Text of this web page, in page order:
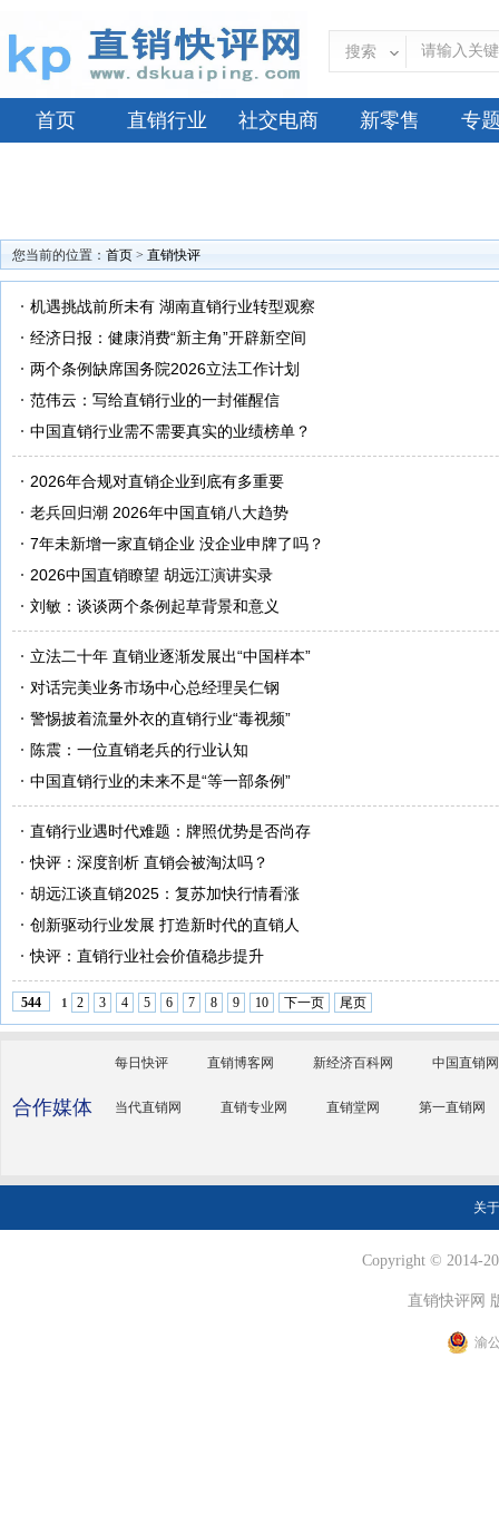
搜索
首页 直销行业 社交电商 新零售 专
您当前的位置： 首页 > 直销快评
机遇挑战前所未有 湖南直销行业转型观察
经济日报：健康消费“新主角”开辟新空间
两个条例缺席国务院2026立法工作计划
范伟云：写给直销行业的一封催醒信
中国直销行业需不需要真实的业绩榜单？
2026年合规对直销企业到底有多重要
老兵回归潮 2026年中国直销八大趋势
7年未新增一家直销企业 没企业申牌了吗？
2026中国直销瞭望 胡远江演讲实录
刘敏：谈谈两个条例起草背景和意义
立法二十年 直销业逐渐发展出“中国样本”
对话完美业务市场中心总经理吴仁钢
警惕披着流量外衣的直销行业“毒视频”
陈震：一位直销老兵的行业认知
中国直销行业的未来不是“等一部条例”
直销行业遇时代难题：牌照优势是否尚存
快评：深度剖析 直销会被淘汰吗？
胡远江谈直销2025：复苏加快行情看涨
创新驱动行业发展 打造新时代的直销人
快评：直销行业社会价值稳步提升
544 1 2 3 4 5 6 7 8 9 10 下一页 尾页
合作媒体
每日快评 直销博客网 新经济百科网 中国直销网
当代直销网 直销专业网 直销堂网 第一直销网
关
Copyright © 2014-
直销快评网
渝